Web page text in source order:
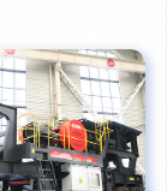
电的还是燃油的？
概什么价位？
备有哪些？
铁器分类吗？